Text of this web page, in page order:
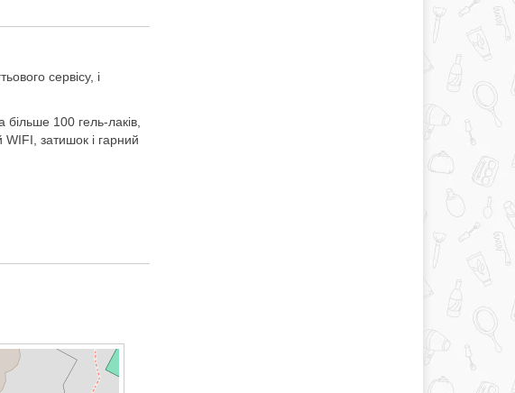
сервісу, і
100 гель-лаків,
WIFI, затишок і гарний